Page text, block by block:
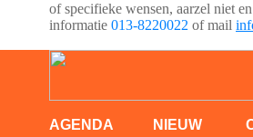
of specifieke wensen, aarzel niet
informatie 013-8220022 of mail
AGENDA NIEUW